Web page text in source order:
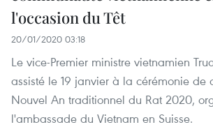
l'occasion du Têt
20/01/2020 03:18
Le vice-Premier ministre vietnamien
assisté le 19 janvier à la cérémonie de
Nouvel An traditionnel du Rat 2020,
l'ambassade du Vietnam en Suisse.